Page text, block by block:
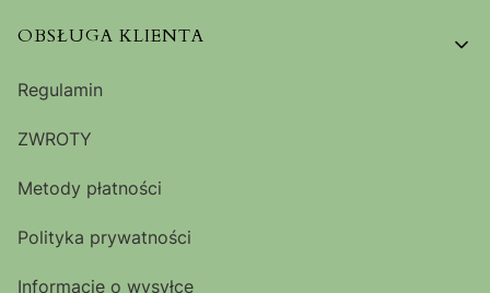
OBSŁUGA KLIENTA
Regulamin
ZWROTY
Metody płatności
Polityka prywatności
Informacje o wysyłce